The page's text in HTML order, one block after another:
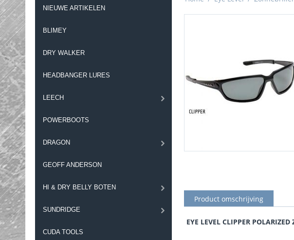
NIEUWE ARTIKELEN
BLIMEY
DRY WALKER
HEADBANGER LURES
LEECH
POWERBOOTS
DRAGON
GEOFF ANDERSON
HI & DRY BELLY BOTEN
SUNDRIDGE
CUDA TOOLS
Product omschrijving
EYE LEVEL CLIPPER POLARIZED